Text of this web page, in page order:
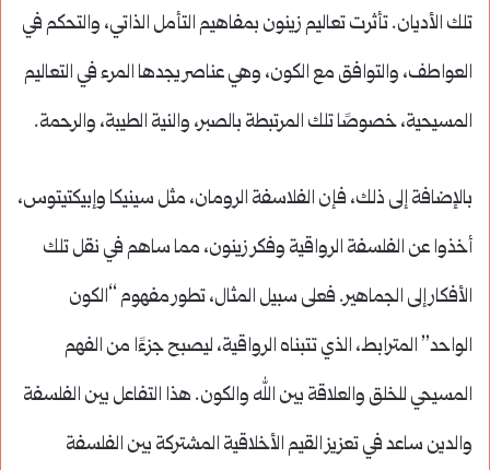
تلك الأديان. تأثرت تعاليم زينون بمفاهيم التأمل الذاتي، والتحكم في
العواطف، والتوافق مع الكون، وهي عناصر يجدها المرء في التعاليم
المسيحية، خصوصًا تلك المرتبطة بالصبر، والنية الطيبة، والرحمة.
بالإضافة إلى ذلك، فإن الفلاسفة الرومان، مثل سينيكا وإبيكتيتوس،
أخذوا عن الفلسفة الرواقية وفكر زينون، مما ساهم في نقل تلك
الأفكار إلى الجماهير. فعلى سبيل المثال، تطور مفهوم “الكون
الواحد” المترابط، الذي تتبناه الرواقية، ليصبح جزءًا من الفهم
المسيحي للخلق والعلاقة بين الله والكون. هذا التفاعل بين الفلسفة
والدين ساعد في تعزيز القيم الأخلاقية المشتركة بين الفلسفة